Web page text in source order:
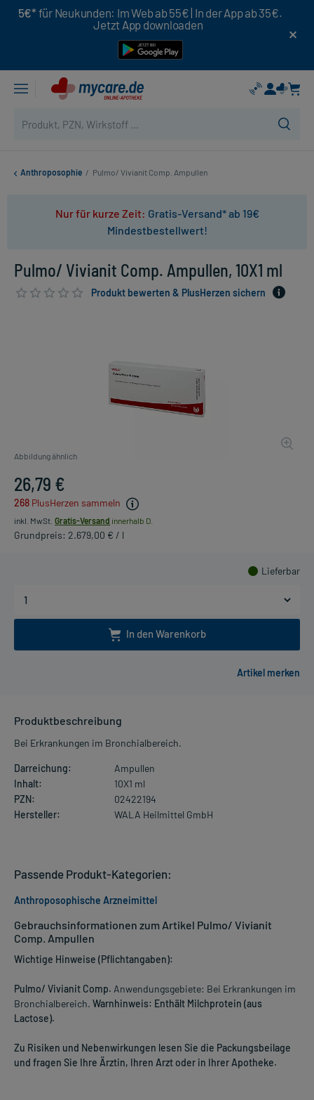
5€* für Neukunden: Im Web ab 55€ | In der App ab 35€.
Jetzt App downloaden
Anthroposophie / Pulmo/ Vivianit Comp. Ampullen
Nur für kurze Zeit: Gratis-Versand* ab 19€
Mindestbestellwert!
Pulmo/ Vivianit Comp. Ampullen, 10X1 ml
Produkt bewerten & PlusHerzen sichern
Abbildung ähnlich
26,79 €
268 PlusHerzen sammeln
inkl. MwSt. Gratis-Versand innerhalb D.
Grundpreis: 2.679,00 € / l
Lieferbar
In den Warenkorb
Produktbeschreibung
Bei Erkrankungen im Bronchialbereich.
Darreichung:
Ampullen
Inhalt:
10X1 ml
PZN:
02422194
Hersteller:
WALA Heilmittel GmbH
Gebrauchsinformationen zum Artikel Pulmo/ Vivianit
Comp. Ampullen
Wichtige Hinweise (Pflichtangaben):
Pulmo/ Vivianit Comp. Anwendungsgebiete: Bei Erkrankungen im
Bronchialbereich. Warnhinweis: Enthält Milchprotein (aus
Lactose).
Zu Risiken und Nebenwirkungen lesen Sie die Packungsbeilage
und fragen Sie Ihre Ärztin, Ihren Arzt oder in Ihrer Apotheke.
Passende Produkt-Kategorien:
Anthroposophische Arzneimittel